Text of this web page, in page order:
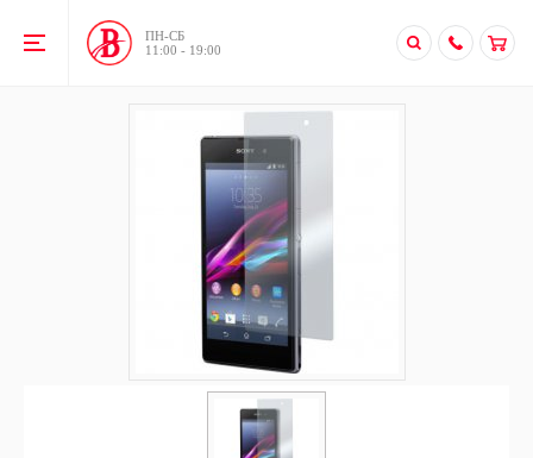
ПН-CБ
11:00 - 19:00